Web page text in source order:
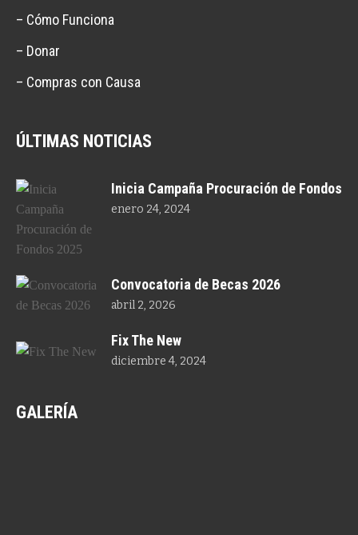
– Cómo Funciona
– Donar
– Compras con Causa
ÚLTIMAS NOTICIAS
Inicia Campaña Procuración de Fondos
enero 24, 2024
Convocatoria de Becas 2026
abril 2, 2026
Fix The New
diciembre 4, 2024
GALERÍA